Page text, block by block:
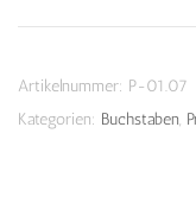
Menge
Artikelnummer: P-01.07
Kategorien: Buchstaben,